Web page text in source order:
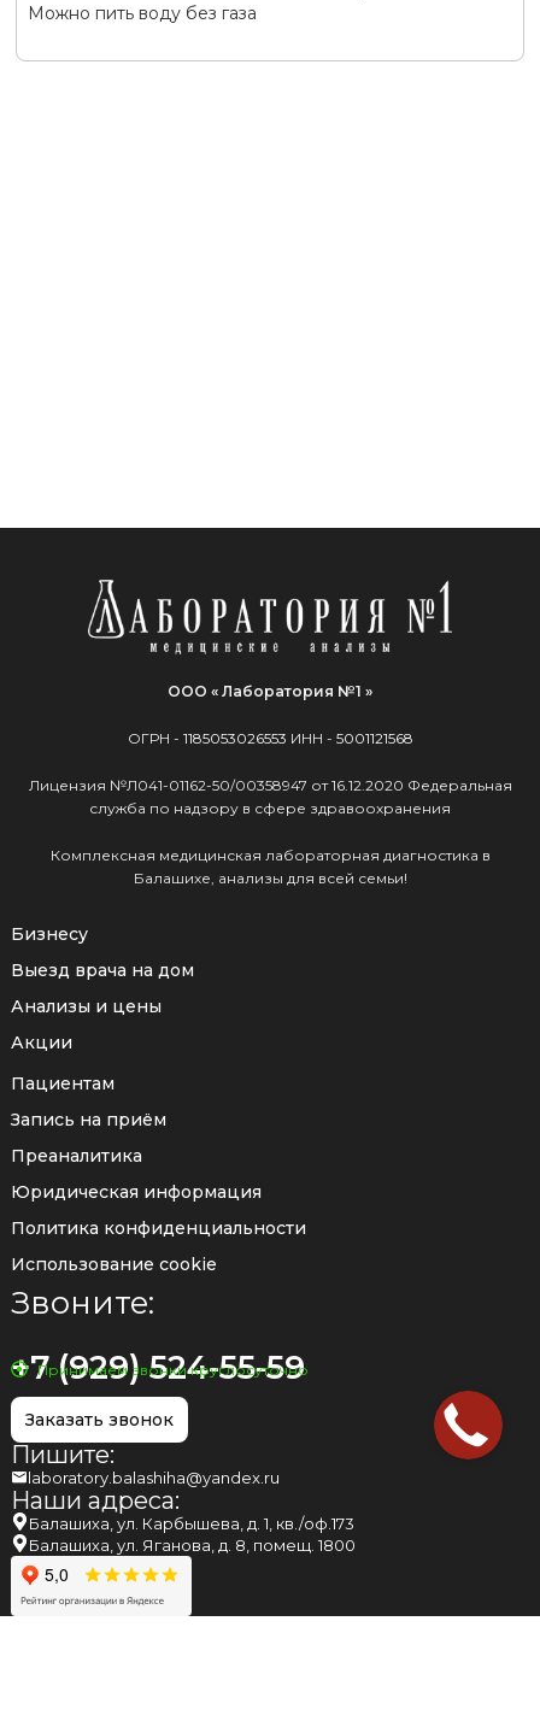
Можно пить воду без газа
ООО « Лаборатория №1 »
ОГРН - 1185053026553 ИНН - 5001121568
Лицензия №Л041-01162-50/00358947 от 16.12.2020 Федеральная
служба по надзору в сфере здравоохранения
Комплексная медицинская лабораторная диагностика в
Балашихе, анализы для всей семьи!
Бизнесу
Выезд врача на дом
Анализы и цены
Акции
Пациентам
Запись на приём
Преаналитика
Юридическая информация
Политика конфиденциальности
Использование cookie
Звоните:
+7 (929) 524-55-59
Принимаем звонки круглосуточно
Заказать звонок
Пишите:
laboratory.balashiha@yandex.ru
Наши адреса:
Балашиха, ул. Карбышева, д. 1, кв./оф.173
Балашиха, ул. Яганова, д. 8, помещ. 1800